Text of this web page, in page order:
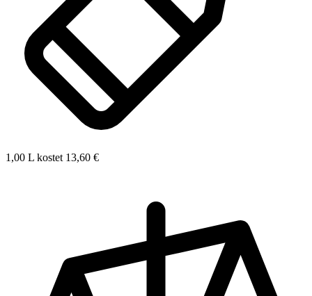
1,00 L kostet 13,60 €